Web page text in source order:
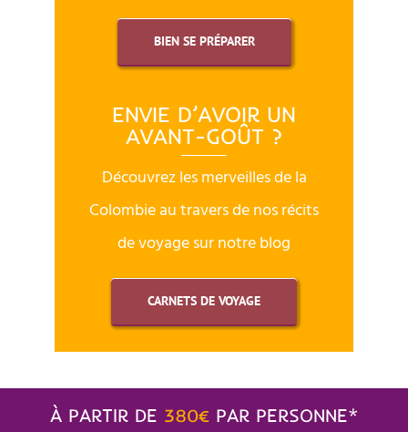
BIEN SE PRÉPARER
ENVIE D’AVOIR UN
AVANT-GOÛT ?
Découvrez les merveilles de la
Colombie au travers de nos récits
de voyage sur notre blog
CARNETS DE VOYAGE
À PARTIR DE 380€ PAR PERSONNE*